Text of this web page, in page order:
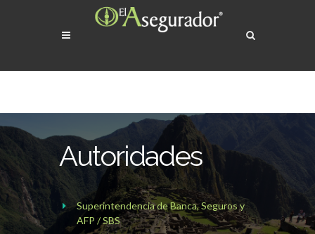
Autoridades
Superintendencia de Banca, Seguros y
AFP / SBS